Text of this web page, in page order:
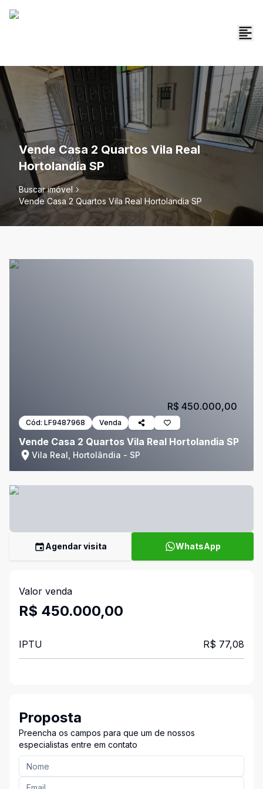
Vende Casa 2 Quartos Vila Real
Hortolandia SP
Buscar imóvel
Vende Casa 2 Quartos Vila Real Hortolandia SP
Cód: LF9487968 Venda
Vende Casa 2 Quartos Vila Real Hortolandia SP
Vila Real, Hortolândia - SP
R$ 450.000,00
Agendar visita WhatsApp
Valor venda
R$ 450.000,00
IPTU R$ 77,08
Proposta
Preencha os campos para que um de nossos
especialistas entre em contato